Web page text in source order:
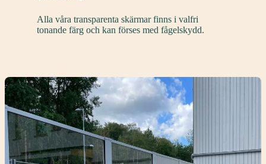
Alla våra transparenta skärmar finns i valfri
tonande färg och kan förses med fågelskydd.